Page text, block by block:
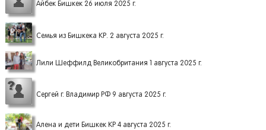
Айбек Бишкек 26 июля 2025 г.
Семья из Бишкека КР. 2 августа 2025 г.
Лили Шеффилд Великобритания 1 августа 2025 г.
Сергей г. Владимир РФ 9 августа 2025 г.
Алена и дети Бишкек КР 4 августа 2025 г.